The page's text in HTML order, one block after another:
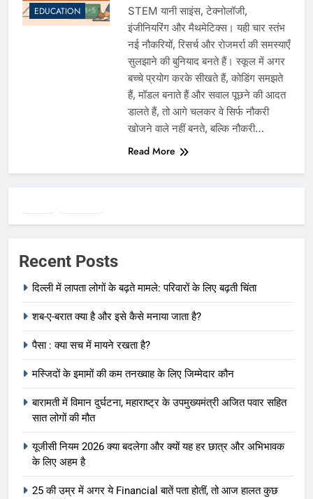
EDUCATION
STEM यानी साइंस, टेक्नोलॉजी,
इंजीनियरिंग और मैथमेटिक्स। यही चार स्तंभ
नई नौकरियों, रिसर्च और रोजमर्रा की समस्याएँ
सुलझाने की बुनियाद बनते हैं। स्कूल में अगर
बच्चे प्रयोग करके सीखते हैं, कोडिंग समझते
हैं, मॉडल बनाते हैं और सवाल पूछने की आदत
डालते हैं, तो आगे चलकर वे सिर्फ नौकरी
खोजने वाले नहीं बनते, बल्कि नौकरी…
Read More
Recent Posts
दिल्ली में लापता लोगों के बढ़ते मामले: परिवारों के लिए बढ़ती चिंता
शब-ए-बरात क्या है और इसे कैसे मनाया जाता है?
पैसा : क्या सच में मायने रखता है?
मस्जिदों के इमामों की कम तनख्वाह के लिए जिम्मेदार कौन
बारामती में विमान दुर्घटना, महाराष्ट्र के उपमुख्यमंत्री अजित पवार सहित
सात लोगों की मौत
यूजीसी नियम 2026 क्या बदलेगा और क्यों यह हर छात्र और अभिभावक
के लिए अहम है
25 की उम्र में अगर ये Financial बातें पता होतीं, तो आज हालत कुछ